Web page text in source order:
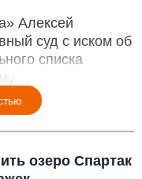
Алексей
суд с иском об
списка
озеро Спартак